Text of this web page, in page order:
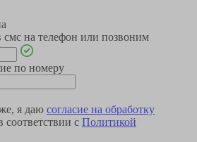
на телефон или позвоним
по номеру
я даю согласие на обработку
соответствии с Политикой